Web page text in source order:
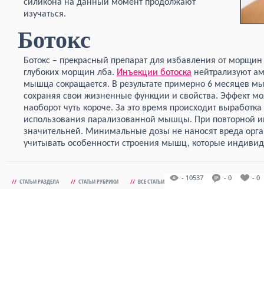
силикона на данный момент продолжают
изучаться.
Ботокс
Ботокс – прекрасный препарат для избавления от
глубоких морщин лба. Инъекции ботоска нейтрализуют
мышца сокращается. В результате примерно 6 месяцев
сохраняя свои жизненные функции и свойства. Эффект
наоборот чуть короче. За это время происходит
использования парализованной мышцы. При повторной
значительней. Минимальные дозы не наносят вреда
учитывать особенности строения мышц, которые
// СТАТЬИ РАЗДЕЛА // СТАТЬИ РУБРИКИ // ВСЕ СТАТЬИ - 10537 - 0 - 0